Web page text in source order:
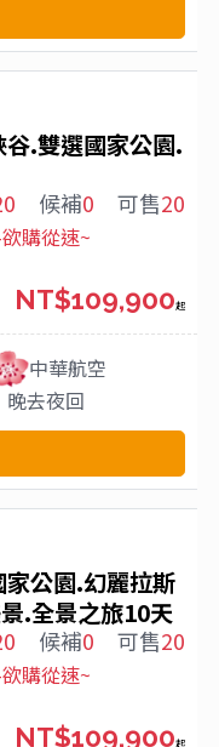
.雙選國家公園.
候補0 可售20
購從速~
中華航空
晚去夜回
NT$109,900起
公園.幻麗拉斯
.全景之旅10天
候補0 可售20
購從速~
NT$109,900起